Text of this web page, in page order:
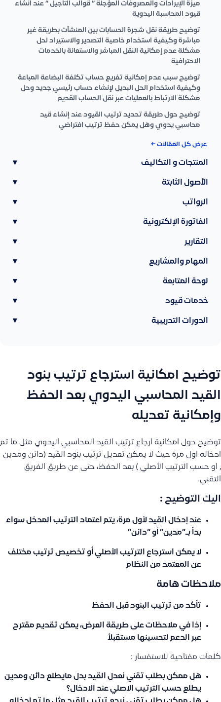
ميزة الإيرادات والمصروفات المؤجلة ” قوالب التأجيل ” عند انشاء
قيود المحاسبة اليدوية
توضيح طريقة نقل شجرة الحسابات بين المنشآت بطريقة غير
مباشرة وكيفية استخدام خاصية التصدير والاستيراد لحل
مشكلة عدم إمكانية النقل المباشر والاستعانة بالخدمات
الاحترافية
توضيح سبب عدم إمكانية تفريع حساب تكلفة البضاعة المباعة
وكيفية استخدام الحل البديل لإنشاء حساب رئيسي جديد وحل
مشكلة الارتباط بالعمليات عبر نقل الحساب القديم
توضيح حول طريقة تحديد ترتيب القيود عند إنشاء قيد
محاسبي يدوي وهل يمكن حفظ ترتيب افتراضي
عرض كل المقالات ←
المنتجات و التكاليف ▾
الأصول الثابتة ▾
الرواتب ▾
الفاتورة الإلكترونية ▾
التقارير ▾
المهام والمشاريع ▾
لوحة المتابعة ▾
خدمات قيود ▾
الدورات التدريبية ▾
توضيح امكانية استرجاع ترتيب بنود
القيد المحاسبي اليدوي بعد الحفظ
وإمكانية تعديله
توضيح حول امكانية ارجاع ترتيب القيد المحاسبي اليدوي مثل ما تم
ادخاله اول مرة حيث لا يمكن تعديل ترتيب بنود القيد (دائن ومدين
, او حسب الترتيب الأصلي ) بعد الحفظ، حتى عن طريق الفريق
التقني.
اليك التوضيح :
عند إدخال القيد لأول مرة، يتم اعتماد الترتيب المدخل سواء
بدأ بـ”مدين” أو “دائن”
لا يمكن استرجاع الترتيب الأصلي أو تخصيص ترتيب مختلف
عن المعتمد من النظام
ملاحظات هامة
تأكد من ترتيب البنود قبل الحفظ
إذا في ملاحظات على طريقة العرض، يمكن تقديم مقترح
عبر الدعم لتحسينها مستقبلاً
كلمات مفتاحية للاستفسار :
هل ممكن بطلب تقني نعدل القيد بدل مايطلع دائن ومدين
يطلع حسب الترتيب الاصلي عند الادخال؟